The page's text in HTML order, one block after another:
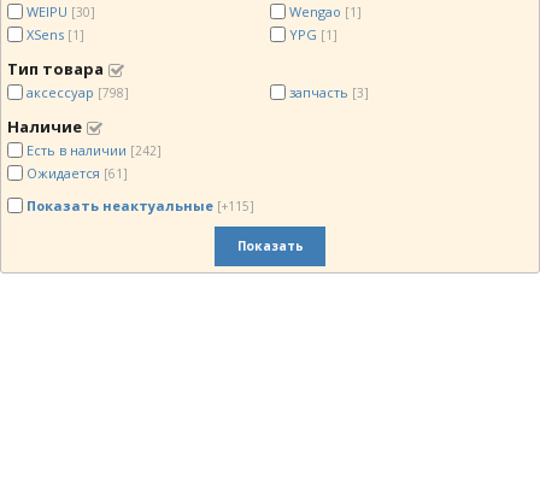
WEIPU [30] Wengao [1]
XSens [1] YPG [1]
Тип товара
аксессуар [798] запчасть [3]
Наличие
Есть в наличии [242]
Ожидается [61]
Показать неактуальные [+115]
Показать